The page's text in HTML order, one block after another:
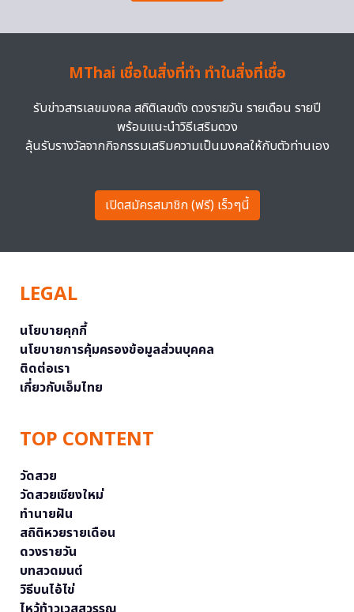
MThai เชื่อในสิ่งที่ทำ ทำในสิ่งที่เชื่อ
รับข่าวสารเลขมงคล สถิติเลขดัง ดวงรายวัน รายเดือน รายปี
พร้อมแนะนำวิธีเสริมดวง
ลุ้นรับรางวัลจากกิจกรรมเสริมความเป็นมงคลให้กับตัวท่านเอง
เปิดสมัครสมาชิก (ฟรี) เร็วๆนี้
LEGAL
นโยบายคุกกี้
นโยบายการคุ้มครองข้อมูลส่วนบุคคล
ติดต่อเรา
เกี่ยวกับเอ็มไทย
TOP CONTENT
วัดสวย
วัดสวยเชียงใหม่
ทำนายฝัน
สถิติหวยรายเดือน
ดวงรายวัน
บทสวดมนต์
วิธีบนไอ้ไข่